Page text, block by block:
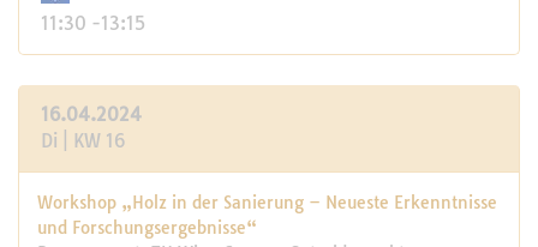
11:30 -13:15
16.04.2024
Di | KW 16
Workshop „Holz in der Sanierung – Neueste Erkenntnisse
und Forschungsergebnisse“